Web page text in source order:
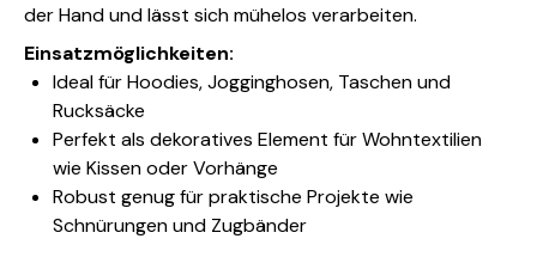
der Hand und lässt sich mühelos verarbeiten.
Einsatzmöglichkeiten:
Ideal für Hoodies, Jogginghosen, Taschen und
Rucksäcke
Perfekt als dekoratives Element für Wohntextilien
wie Kissen oder Vorhänge
Robust genug für praktische Projekte wie
Schnürungen und Zugbänder